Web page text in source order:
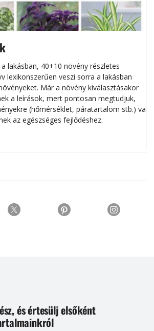
lakásban, 40+10 növény részletes
lexikonszerűen veszi sorra a lakásban
Már a növény kiválasztásakor
a leírások, mert pontosan megtudjuk,
(hőmérséklet, páratartalom stb.) van
az egészséges fejlődéshez.
és értesülj elsőként